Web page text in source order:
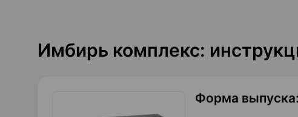
Имбирь комплекс:
Форма выпуска: